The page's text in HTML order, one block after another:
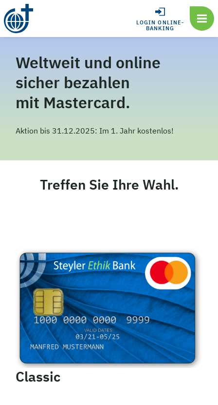
LOGIN ONLINE-
BANKING
Weltweit und online
sicher bezahlen
mit Mastercard.
Aktion bis 31.12.2025: Im 1. Jahr kostenlos!
Treffen Sie Ihre Wahl.
Classic